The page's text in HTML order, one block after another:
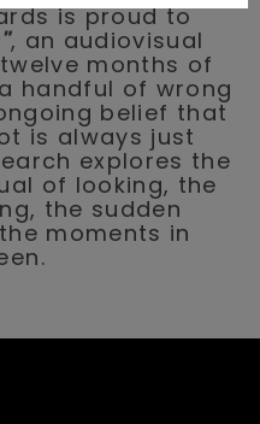
is proud to
, an audiovisual
months of
handful of wrong
belief that
is always just
explores the
of looking, the
the sudden
moments in